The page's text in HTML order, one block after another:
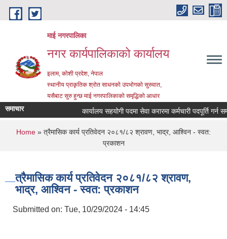
Skip to main content
माई नगरपालिका
नगर कार्यपालिकाको कार्यालय
इलाम, कोशी प्रदेश, नेपाल
स्थानीय प्राकृतिक श्रोत साधनको उपभोगको सुरुवात,
यसैबाट सुरु हुन्छ माई नगरपालिकाको समृद्धिको आधार
समाचार कार्यालय सहयोगी पदमा सेवा करारमा कर्मचारी पदपूर्ति गर्न
You are here
Home » त्रैमासिक कार्य प्रतिवेदन २०८१/८२ श्रावण, भाद्र, आश्विन - स्वत:
प्रकाशन
त्रैमासिक कार्य प्रतिवेदन २०८१/८२ श्रावण,
भाद्र, आश्विन - स्वत: प्रकाशन
Submitted on: Tue, 10/29/2024 - 14:45